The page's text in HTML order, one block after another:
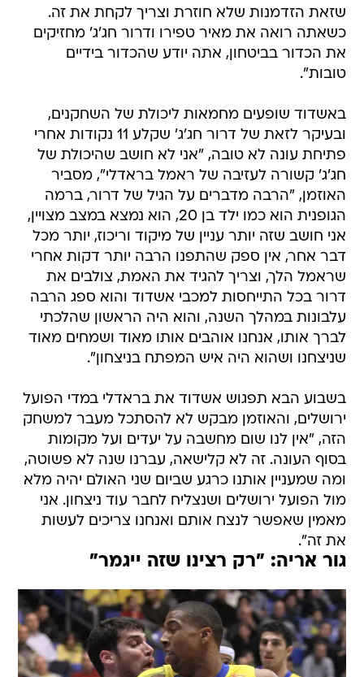
שזאת הזדמנות שלא חוזרת וצריך לקחת את זה.
כשאתה רואה את מאיר טפירו ודרור חג'ג' מחזיקים
את הכדור בביטחון, אתה יודע שהכדור בידיים
טובות".
באשדוד שופעים מחמאות ליכולת של השחקנים,
ובעיקר לזאת של דרור חג'ג' שקלע 11 נקודות אחרי
פתיחת עונה לא טובה, "אני לא חושב שהיכולת של
חג'ג' קשורה לעזיבה של ראמל בראדלי", מסביר
האוזמן, "הרבה מדברים על הגיל של דרור, ברמה
הגופנית הוא כמו ילד בן 20, הוא נמצא במצב מצויין,
אני חושב שזה יותר עניין של מיקוד וריכוז, יותר מכל
דבר אחר, אין ספק שהתפנו הרבה יותר דקות אחרי
שראמל הלך, וצריך להגיד את האמת, צולבים את
דרור בכל התייחסות למכבי אשדוד והוא ספג הרבה
עלבונות במהלך השנה, והוא היה הראשון שהלכתי
לברך אותו, אנחנו אוהבים אותו מאוד ושמחים מאוד
שניצחנו ושהוא היה איש המפתח בניצחון".
בשבוע הבא תפגוש אשדוד את בראדלי במדי הפועל
ירושלים, והאוזמן מבקש לא להסתכל מעבר למשחק
הזה, "אין לנו שום מחשבה על יעדים ועל מקומות
בסוף העונה. זה לא קלישאה, עברנו שנה לא פשוטה,
ומה שמעניין אותנו כרגע שביום שני האולם יהיה מלא
מול הפועל ירושלים ושנצליח לחבר עוד ניצחון. אני
מאמין שאפשר לנצח אותם ואנחנו צריכים לעשות
את זה".
גור אריה: "רק רצינו שזה ייגמר"